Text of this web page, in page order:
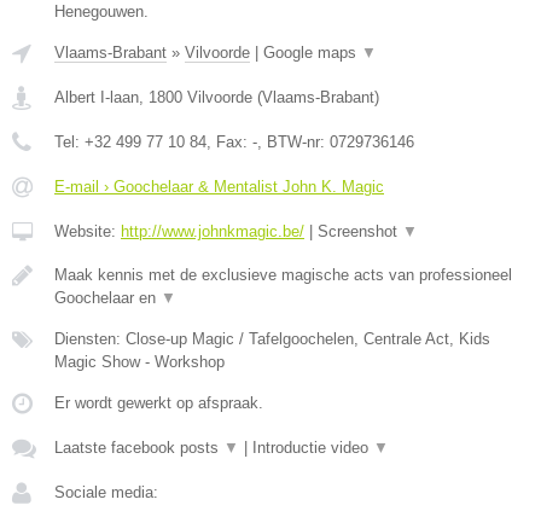
Henegouwen.
Vlaams-Brabant » Vilvoorde Google maps ▼
Albert I-laan, 1800 Vilvoorde (Vlaams-Brabant)
Tel: +32 499 77 10 84, Fax: -, BTW-nr: 0729736146
E-mail › Goochelaar & Mentalist John K. Magic
Website: http://www.johnkmagic.be/ Screenshot ▼
Maak kennis met de exclusieve magische acts van professioneel
Goochelaar en ▼
Diensten: Close-up Magic / Tafelgoochelen, Centrale Act, Kids
Magic Show - Workshop
Er wordt gewerkt op afspraak.
Laatste facebook posts ▼ Introductie video ▼
Sociale media: